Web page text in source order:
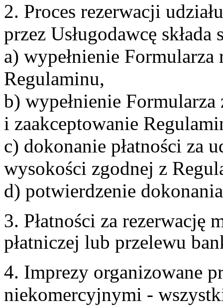
2. Proces rezerwacji
przez Usługodawcę
a) wypełnienie
Regulaminu,
b) wypełnienie Formularza
i zaakceptowanie
c) dokonanie płatności za
wysokości zgodnej z
d) potwierdzenie
3. Płatności za rezerwację
płatniczej lub przelewu
4. Imprezy organizowane
niekomercyjnymi -